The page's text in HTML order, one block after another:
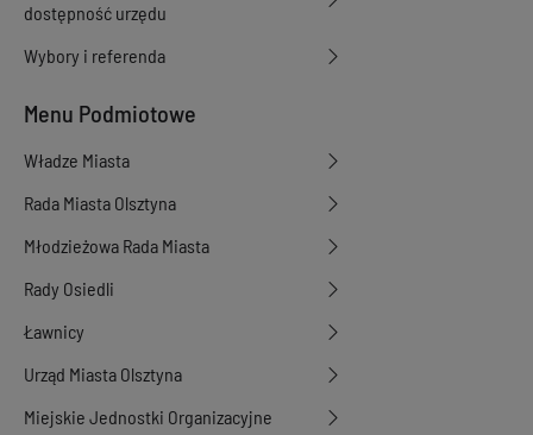
dostępność urzędu
Wybory i referenda
Menu Podmiotowe
Władze Miasta
Rada Miasta Olsztyna
Młodzieżowa Rada Miasta
Rady Osiedli
Ławnicy
Urząd Miasta Olsztyna
Miejskie Jednostki Organizacyjne